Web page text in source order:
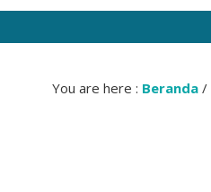
You are here : Beranda/